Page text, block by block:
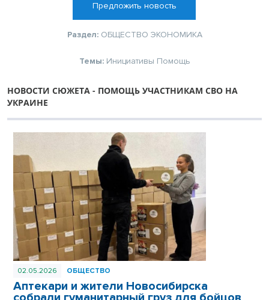
Предложить новость
Раздел: ОБЩЕСТВО ЭКОНОМИКА
Темы: Инициативы Помощь
НОВОСТИ СЮЖЕТА - ПОМОЩЬ УЧАСТНИКАМ СВО НА
УКРАИНЕ
02.05.2026 ОБЩЕСТВО
Аптекари и жители Новосибирска